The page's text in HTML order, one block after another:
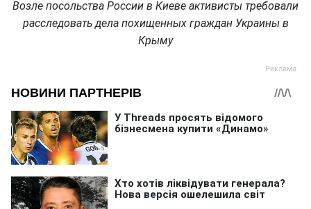
Возле посольства России в Киеве активисты требовали
расследовать дела похищенных граждан Украины в
Крыму